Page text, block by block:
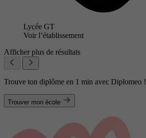
Lycée GT
Voir l’établissement
Afficher plus de résultats
Trouve ton diplôme en 1 min avec Diplomeo !
Trouver mon école